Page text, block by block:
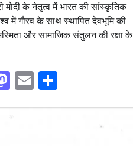
मोदी के नेतृत्व में भारत की सांस्कृतिक
में गौरव के साथ स्थापित देवभूमि की
और सामाजिक संतुलन की रक्षा के
Mastodon
EmailShare